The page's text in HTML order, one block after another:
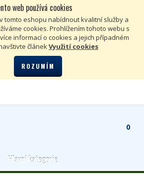
web používá cookies
tomto eshopu nabídnout kvalitní služby a
cookies. Prohlížením tohoto webu s
informací o cookies a jejich případném
článekVyužití cookies
ROZUMÍM
€
0
Hlavní kategorie